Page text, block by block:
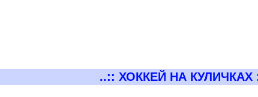
..:: ХОККЕЙ НА КУЛИЧКАХ